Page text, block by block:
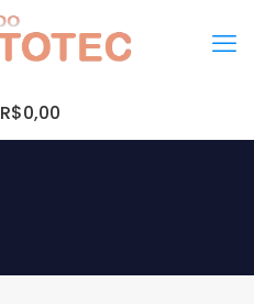
R$0,00